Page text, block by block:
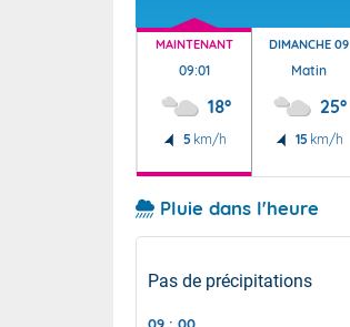
MAINTENANT
09:01
18°
5 km/h
DIMANCHE 09
Matin
25°
15 km/h
Pluie dans l'heure
Pas de précipitations
09 : 00